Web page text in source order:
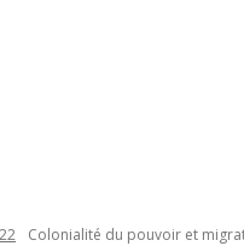
Colonialité du pouvoir et